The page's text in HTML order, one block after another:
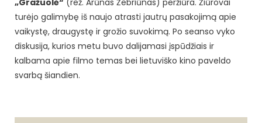
turėjo galimybę iš naujo atrasti jautrų pasakojimą apie
vaikystę, draugystę ir grožio suvokimą. Po seanso vyko
diskusija, kurios metu buvo dalijamasi įspūdžiais ir
kalbama apie filmo temas bei lietuviško kino paveldo
svarbą šiandien.